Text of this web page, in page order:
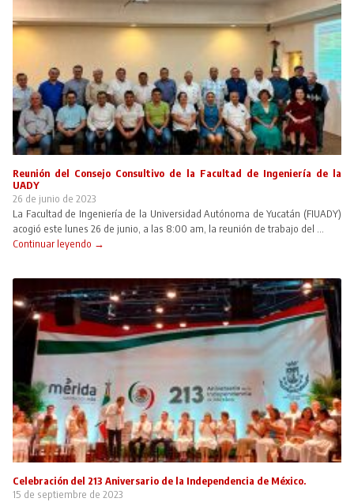
Reunión del Consejo Consultivo de la Facultad de Ingeniería de la
UADY
26 de junio de 2023
La Facultad de Ingeniería de la Universidad Autónoma de Yucatán (FIUADY)
acogió este lunes 26 de junio, a las 8:00 am, la reunión de trabajo del ...
Continuar leyendo →
Celebración del 213 Aniversario de la Independencia de México.
15 de septiembre de 2023